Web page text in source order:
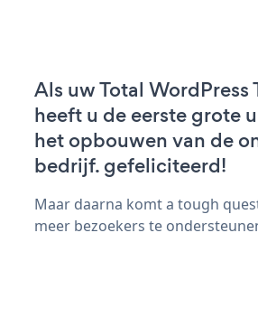
Als uw Total
heeft u de eerste grote
het opbouwen van de
bedrijf. gefeliciteerd!
Maar daarna komt a tough
meer bezoekers te